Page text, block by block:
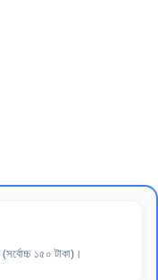
১৫০ টাকা)।